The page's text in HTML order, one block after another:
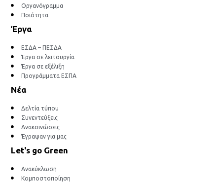
Οργανόγραμμα
Ποιότητα
Έργα
ΕΣΔΑ – ΠΕΣΔΑ
Έργα σε λειτουργία
Έργα σε εξέλιξη
Προγράμματα ΕΣΠΑ
Νέα
Δελτία τύπου
Συνεντεύξεις
Ανακοινώσεις
Έγραψαν για μας
Let's go Green
Ανακύκλωση
Κομποστοποίηση